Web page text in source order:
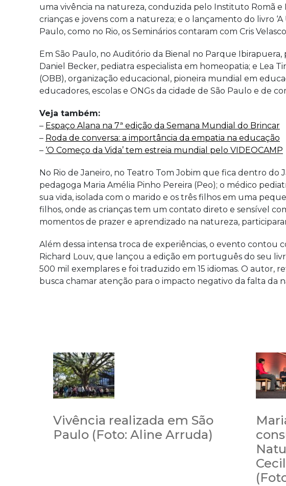
uma vivência na natureza, conduzida pelo Instituto Romã
crianças e jovens com a natureza; e o lançamento do livro
Paulo, como no Rio, os Seminários contaram com Cris
Em São Paulo, no Auditório da Bienal no Parque
Daniel Becker, pediatra especialista em homeopatia; e Lea
(OBB), organização educacional, pioneira mundial em
educadores, escolas e ONGs da cidade de São Paulo e de
Veja também:
– Espaço Alana na 7ª edição da Semana Mundial do Brincar
– Roda de conversa: a importância da empatia na educação
– ‘O Começo da Vida’ tem estreia mundial pelo VIDEOCAMP
No Rio de Janeiro, no Teatro Tom Jobim que fica dentro do
pedagoga Maria Amélia Pinho Pereira (Peo); o médico
sua vida, isolada com o marido e os três filhos em uma
filhos, onde as crianças tem um contato direto e sensível
momentos de prazer e aprendizado na natureza,
Além dessa intensa troca de experiências, o evento contou
Richard Louv, que lançou a edição em português do seu
500 mil exemplares e foi traduzido em 15 idiomas. O
busca chamar atenção para o impacto negativo da falta da
Vivência realizada em São
Paulo (Foto: Aline Arruda)